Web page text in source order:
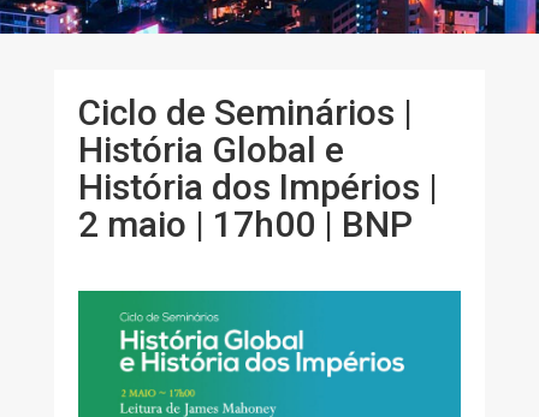
Ciclo de Seminários |
História Global e
História dos Impérios |
2 maio | 17h00 | BNP